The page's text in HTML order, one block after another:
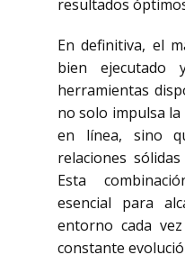
resultados
En definitiva, el
bien ejecutado
herramientas
no solo impulsa la
en línea, sino
relaciones
Esta
esencial para
entorno cada
constante